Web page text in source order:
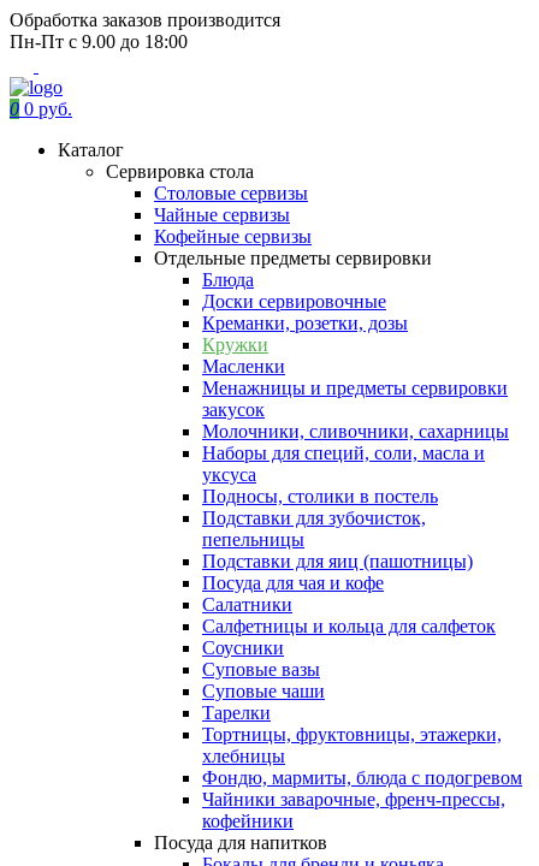
Обработка заказов производится
Пн-Пт с 9.00 до 18:00
0 0 руб.
Каталог
Сервировка стола
Столовые сервизы
Чайные сервизы
Кофейные сервизы
Отдельные предметы сервировки
Блюда
Доски сервировочные
Креманки, розетки, дозы
Кружки
Масленки
Менажницы и предметы сервировки
закусок
Молочники, сливочники, сахарницы
Наборы для специй, соли, масла и
уксуса
Подносы, столики в постель
Подставки для зубочисток,
пепельницы
Подставки для яиц (пашотницы)
Посуда для чая и кофе
Салатники
Салфетницы и кольца для салфеток
Соусники
Суповые вазы
Суповые чаши
Тарелки
Тортницы, фруктовницы, этажерки,
хлебницы
Фондю, мармиты, блюда с подогревом
Чайники заварочные, френч-прессы,
кофейники
Посуда для напитков